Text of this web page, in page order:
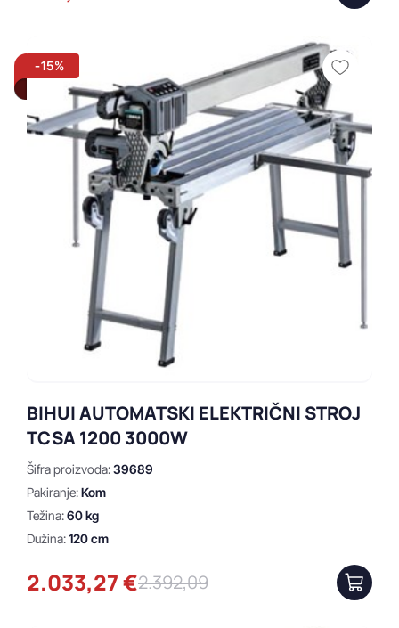
-15%
BIHUI AUTOMATSKI ELEKTRIČNI STROJ
TCSA 1200 3000W
Šifra proizvoda:39689
Pakiranje:Kom
Težina:60 kg
Dužina:120 cm
2.033,27 €2.392,09